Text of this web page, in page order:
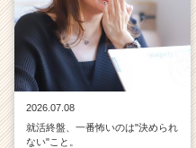
2026.07.08
就活終盤、一番怖いのは"決められ
ない"こと。